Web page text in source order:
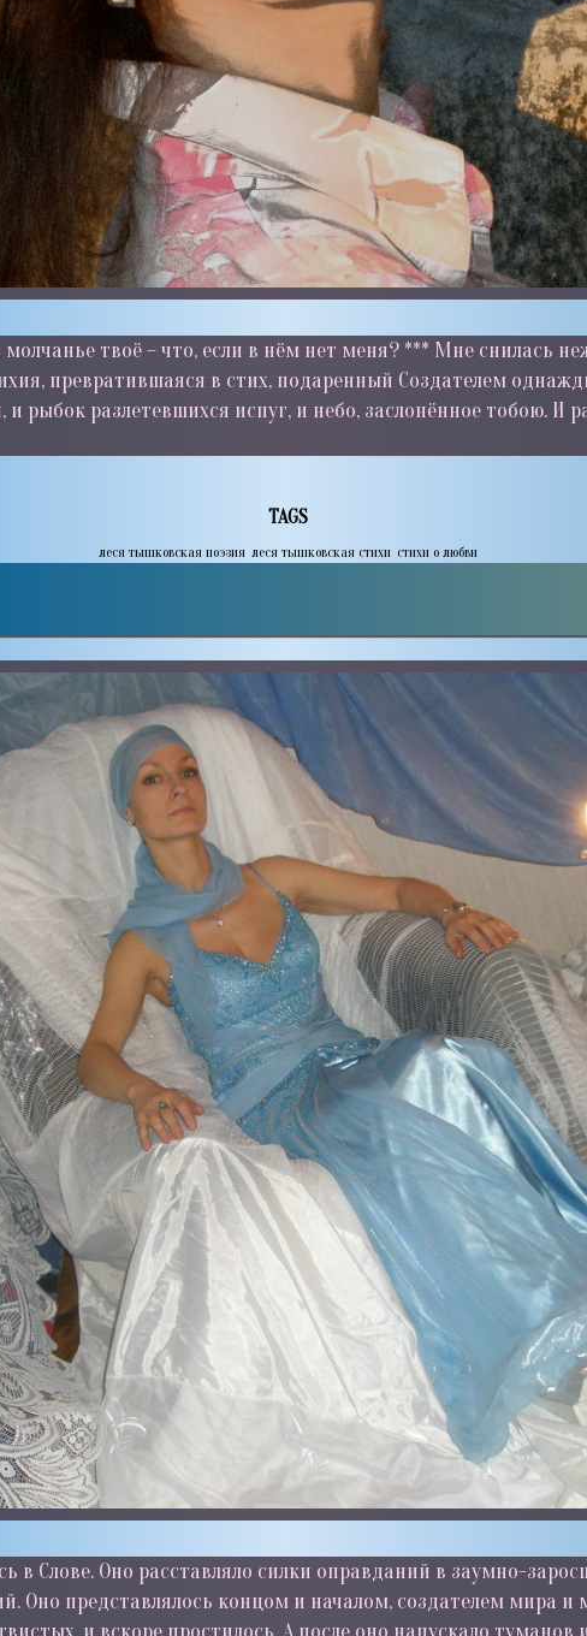
твоё – что, если в нём нет меня? *** Мне снилась
превратившаяся в стих, подаренный Создателем
и рыбок разлетевшихся испуг, и небо, заслонённое тобою. И
TAGS
леся тышковская поэзия, леся тышковская стихи, стихи о любви
в Слове. Оно расставляло силки оправданий в заумно-
Оно представлялось концом и началом, создателем мира